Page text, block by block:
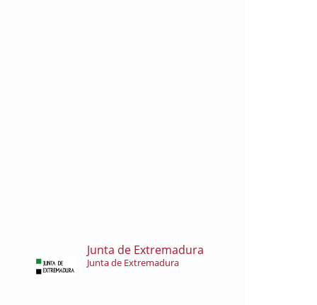
Junta de Extremadura
Junta de Extremadura